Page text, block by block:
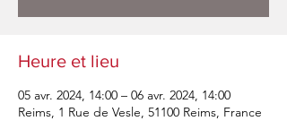
Heure et lieu
05 avr. 2024, 14:00 – 06 avr. 2024, 14:00
Reims, 1 Rue de Vesle, 51100 Reims, France